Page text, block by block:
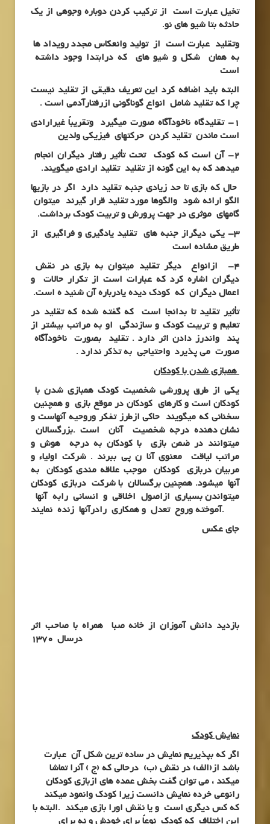
تخیل عبارت است از ترکیب کردن دوباره وجوهی از یک
حادثه بتا شیو های نو.
وتقلید عبارت است از تولید وانعکاس مجدد رویداد ها
به همان شکل و شیو های که درابتدا وجود داشته
است
البته باید اضافه کرد این تعریف دقیقی از تقلید نیست
چرا که تقلید شامل انواع گوناگونی ازرفتارآدمی است .
1- تقلیدگاه ناخودآگاه صورت میگیرد وتقریباً غیرارادی
است ماندن تقلید کردن حرکتهای فیزیکی ولدین
2- آن است که کودک تحت تأثیر رفتار دیگران انجام
میدهد که به این گونه از تقلید تقلید ارادی میگویند.
حال که بازی تا حد زیادی جنبه تقلید دارد اگر در بازیها
الگو ارائه شود والگوها مورد تقلید قرار گیرند میتوان
گامهای موثری در جهت پرورش و تربیت کودک برداشت.
3- یکی دیگراز جنبه های تقلید یادگیری و فراگیری از
طریق مشاده است
4- ازانواع دیگر تقلید میتوان به بازی در نقش
دیگران اشاره کرد که عبارات است از تکرار حالات و
اعمال دیگران که کودک دیده یادرباره آن شنید ه است.
تأثیر تقلید تا بدانجا است که گفته شده که تقلید در
تعلیم و تربیت کودک و سازندگی او به مراتب بیشتر از
پند واندرز دادن اثر دارد . تقلید بصورت ناخودآگاه
صورت می پذیرد واحتیاجی به تذکر ندارد .
همبازی شدن با کودکان
کودکان است و کارهای کودکان در موقع بازی و همچنین
سخنانی که میگویند حاکی ازطرز تفکر وروحیه آنهاست و
نشان دهنده درجه شخصیت آنان است .بزرگسالان
میتوانند در ضمن بازی با کودکان به درجه هوش و
مراتب لیاقت معنوی آنا ن پی ببرند . شرکت اولیاء و
مربیان دربازی کودکان موجب علاقه مندی کودکان به
آنها میشود. همچنین برگسالان با شرکت دربازی کودکان
میتواندن بسیاری ازاصول اخلاقی و انسانی رابه آنها
آموخته وروح تعدل و همکاری رادرآنها زنده نمایند.
جای عکس
بازدید دانش آموزان از خانه صبا همراه با صاحب اثر
درسال 1370
نمایش کودک
اگر که بپذیریم نمایش در ساده ترین شکل آن عبارت
باشد از(الف) در نقش (ب) درحالی که (ج ) آنرا تماشا
میکند ، می توان گفت بخش عمده های ازبازی کودکان
رانوعی خرده نمایش دانست زیرا کودک وانمود میکند
که کس دیگری است و یا نقش اورا بازی میکند .البته با
این اختلاف که کودک نوعاً برای خودش و نه برای